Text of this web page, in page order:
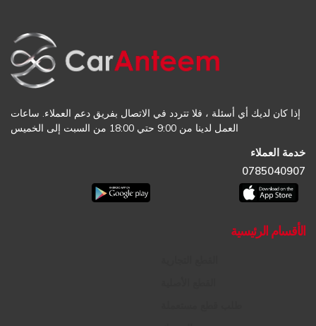
إذا كان لديك أي أسئلة ، فلا تتردد في الاتصال بفريق دعم العملاء. ساعات
العمل لدينا من 9:00 حتي 18:00 من السبت إلى الخميس
خدمة العملاء
0785040907
الأقسام الرئيسية